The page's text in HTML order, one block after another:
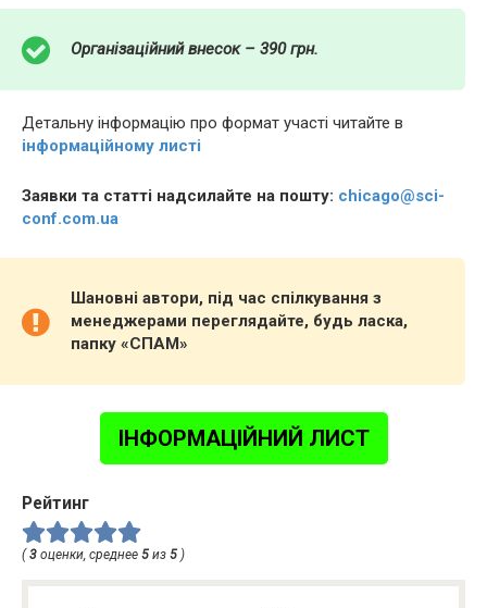
Організаційний внесок – 390 грн.
Детальну інформацію про формат участі читайте в
інформаційному листі
Заявки та статті надсилайте на пошту: chicago@sci-
conf.com.ua
Шановні автори, під час спілкування з
менеджерами переглядайте, будь ласка,
папку «СПАМ»
ІНФОРМАЦІЙНИЙ ЛИСТ
Рейтинг
( 3 оценки, среднее 5 из 5 )